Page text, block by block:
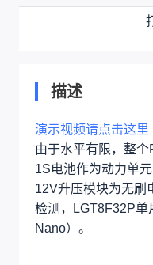
描述
演示视频请点击这里
由于水平有限，整
1S电池作为动力单
12V升压模块为无刷
检测，LGT8F32P单
Nano）。